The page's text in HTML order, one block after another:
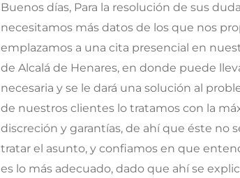
Buenos días, Para la resolución de sus
necesitamos más datos de los que nos
emplazamos a una cita presencial en
de Alcalá de Henares, en donde puede
necesaria y se le dará una solución al
de nuestros clientes lo tratamos con la
discreción y garantías, de ahí que éste no
tratar el asunto, y confiamos en que
es lo más adecuado, dado que ahí se